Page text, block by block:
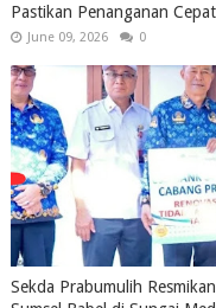
Pastikan Penanganan
June 09, 2026 0
Sekda Prabumulih